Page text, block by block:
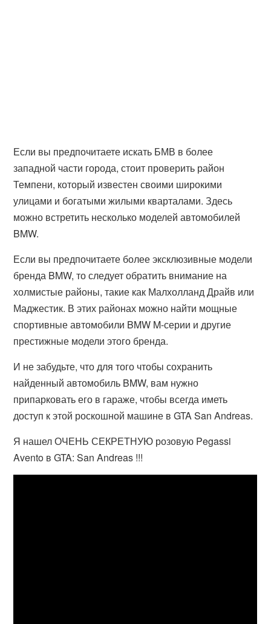
Если вы предпочитаете искать БМВ в более
западной части города, стоит проверить район
Темпени, который известен своими широкими
улицами и богатыми жилыми кварталами. Здесь
можно встретить несколько моделей автомобилей
BMW.
Если вы предпочитаете более эксклюзивные модели
бренда BMW, то следует обратить внимание на
холмистые районы, такие как Малхолланд Драйв или
Маджестик. В этих районах можно найти мощные
спортивные автомобили BMW M-серии и другие
престижные модели этого бренда.
И не забудьте, что для того чтобы сохранить
найденный автомобиль BMW, вам нужно
припарковать его в гараже, чтобы всегда иметь
доступ к этой роскошной машине в GTA San Andreas.
Я нашел ОЧЕНЬ СЕКРЕТНУЮ розовую Pegassi
Avento в GTA: San Andreas !!!